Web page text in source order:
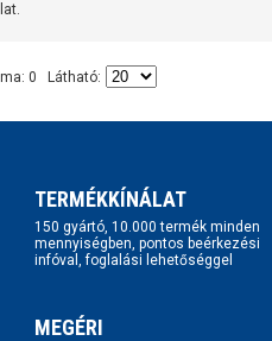
0 Látható:
TERMÉKKÍNÁLAT
150 gyártó, 10.000 termék minden
mennyiségben, pontos beérkezési
infóval, foglalási lehetőséggel
MEGÉRI